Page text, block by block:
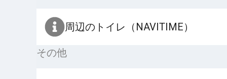
周辺のトイレ（NAVITIME）
その他